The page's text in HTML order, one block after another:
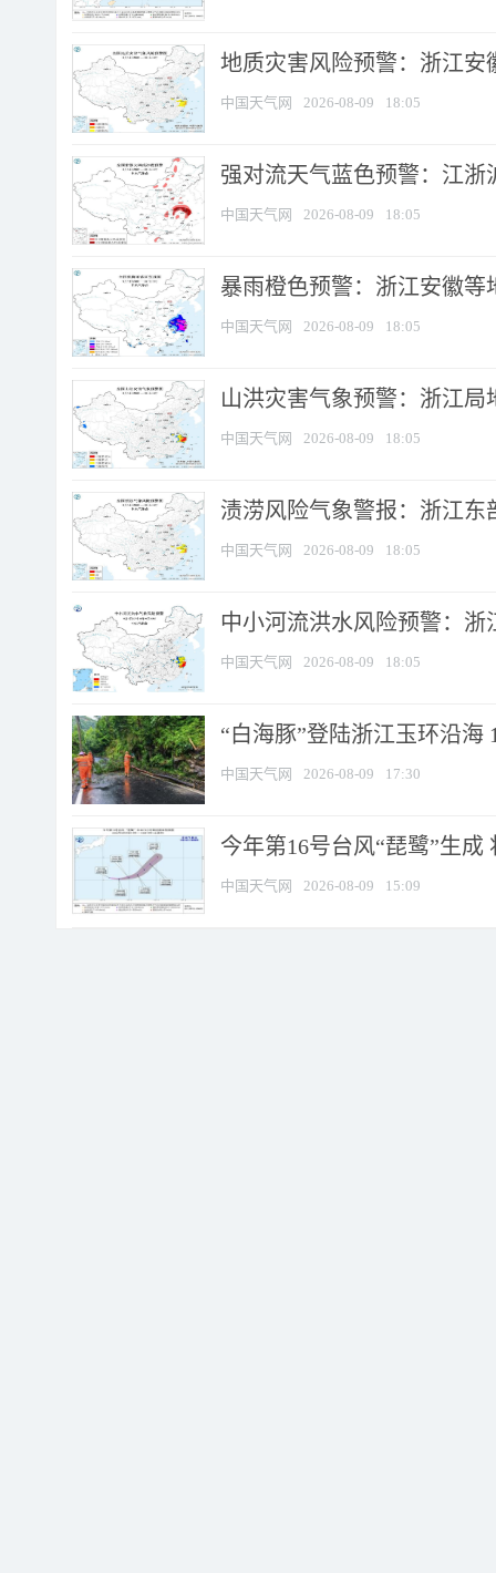
地质灾害风险预警：浙江安
中国天气网 2026-08-09 18:05
强对流天气蓝色预警：江浙
中国天气网 2026-08-09 18:05
暴雨橙色预警：浙江安徽等
中国天气网 2026-08-09 18:05
山洪灾害气象预警：浙江
中国天气网 2026-08-09 18:05
渍涝风险气象警报：浙江
中国天气网 2026-08-09 18:05
中小河流洪水风险预警：
中国天气网 2026-08-09 18:05
“白海豚”登陆浙江玉环沿海
中国天气网 2026-08-09 17:30
今年第16号台风“琵鹭”生
中国天气网 2026-08-09 15:09